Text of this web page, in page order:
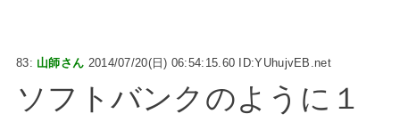
83: 山師さん 2014/07/20(日) 06:54:15.60 ID:YUhujvEB.net
ソフトバンクのように１